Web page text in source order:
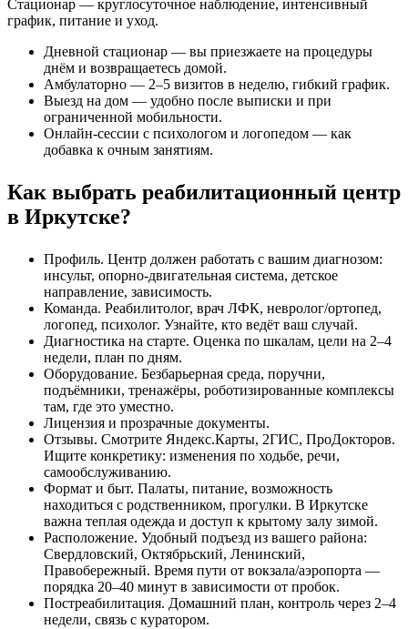
Стационар — круглосуточное наблюдение, интенсивный
график, питание и уход.
Дневной стационар — вы приезжаете на процедуры
днём и возвращаетесь домой.
Амбулаторно — 2–5 визитов в неделю, гибкий график.
Выезд на дом — удобно после выписки и при
ограниченной мобильности.
Онлайн‑сессии с психологом и логопедом — как
добавка к очным занятиям.
Как выбрать реабилитационный центр
в Иркутске?
Профиль. Центр должен работать с вашим диагнозом:
инсульт, опорно‑двигательная система, детское
направление, зависимость.
Команда. Реабилитолог, врач ЛФК, невролог/ортопед,
логопед, психолог. Узнайте, кто ведёт ваш случай.
Диагностика на старте. Оценка по шкалам, цели на 2–4
недели, план по дням.
Оборудование. Безбарьерная среда, поручни,
подъёмники, тренажёры, роботизированные комплексы
там, где это уместно.
Лицензия и прозрачные документы.
Отзывы. Смотрите Яндекс.Карты, 2ГИС, ПроДокторов.
Ищите конкретику: изменения по ходьбе, речи,
самообслуживанию.
Формат и быт. Палаты, питание, возможность
находиться с родственником, прогулки. В Иркутске
важна теплая одежда и доступ к крытому залу зимой.
Расположение. Удобный подъезд из вашего района:
Свердловский, Октябрьский, Ленинский,
Правобережный. Время пути от вокзала/аэропорта —
порядка 20–40 минут в зависимости от пробок.
Постреабилитация. Домашний план, контроль через 2–4
недели, связь с куратором.